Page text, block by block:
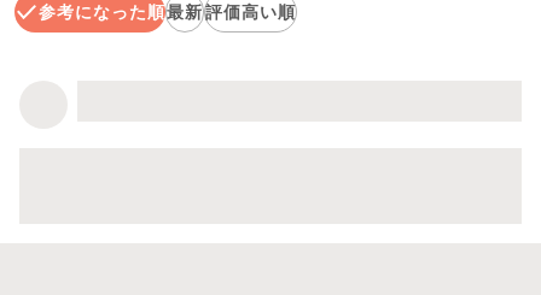
参考になった順最新評価高い順